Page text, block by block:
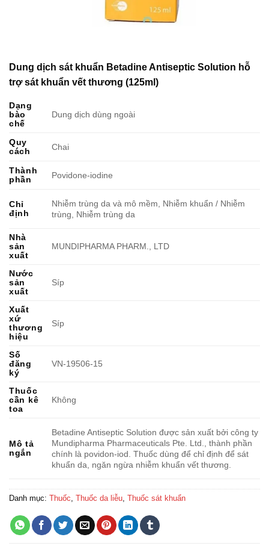
Dung dịch sát khuẩn Betadine Antiseptic Solution hỗ
trợ sát khuẩn vết thương (125ml)
Dạng
bào
chế
Dung dịch dùng ngoài
Quy
cách
Chai
Thành
phần
Povidone-iodine
Chỉ
định
Nhiễm trùng da và mô mềm, Nhiễm khuẩn / Nhiễm
trùng, Nhiễm trùng da
Nhà
sản
xuất
MUNDIPHARMA PHARM., LTD
Nước
sản
xuất
Síp
Xuất
xứ
thương
hiệu
Síp
Số
đăng
ký
VN-19506-15
Thuốc
cần kê
toa
Không
Mô tả
ngắn
Betadine Antiseptic Solution được sản xuất bởi công ty
Mundipharma Pharmaceuticals Pte. Ltd., thành phần
chính là povidon-iod. Thuốc dùng để chỉ định để sát
khuẩn da, ngăn ngừa nhiễm khuẩn vết thương.
Danh mục: Thuốc Thuốc da liễu Thuốc sát khuẩn